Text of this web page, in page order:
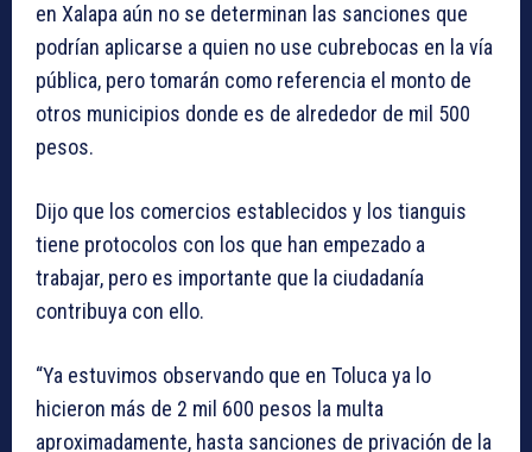
en Xalapa aún no se determinan las sanciones que
podrían aplicarse a quien no use cubrebocas en la vía
pública, pero tomarán como referencia el monto de
otros municipios donde es de alrededor de mil 500
pesos.
Dijo que los comercios establecidos y los tianguis
tiene protocolos con los que han empezado a
trabajar, pero es importante que la ciudadanía
contribuya con ello.
“Ya estuvimos observando que en Toluca ya lo
hicieron más de 2 mil 600 pesos la multa
aproximadamente, hasta sanciones de privación de la